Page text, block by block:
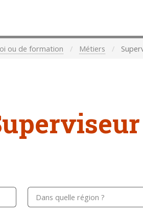
ou de formation Métiers